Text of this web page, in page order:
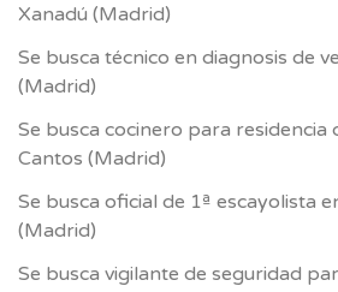
Xanadú (Madrid)
Se busca técnico en diagnosis de
(Madrid)
Se busca cocinero para residencia
Cantos (Madrid)
Se busca oficial de 1ª escayolista
(Madrid)
Se busca vigilante de seguridad